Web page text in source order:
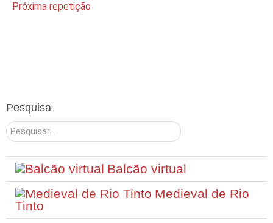
Pesquisa
Pesquisar
Balcão virtual
Medieval de Rio
Tinto
Próxima repetição